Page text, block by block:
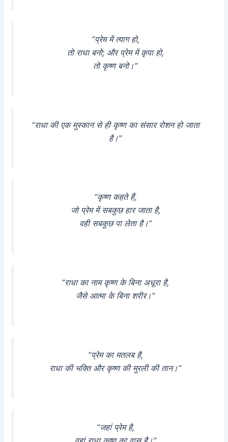
“प्रेम में त्याग हो,
तो राधा बनो; और प्रेम में कृपा हो,
तो कृष्ण बनो।”
“राधा की एक मुस्कान से ही कृष्ण का संसार रोशन हो जाता
है।”
“कृष्ण कहते हैं,
जो प्रेम में सबकुछ हार जाता है,
वही सबकुछ पा लेता है।”
“राधा का नाम कृष्ण के बिना अधूरा है,
जैसे आत्मा के बिना शरीर।”
“प्रेम का मतलब है,
राधा की भक्ति और कृष्ण की मुरली की तान।”
“जहां प्रेम है,